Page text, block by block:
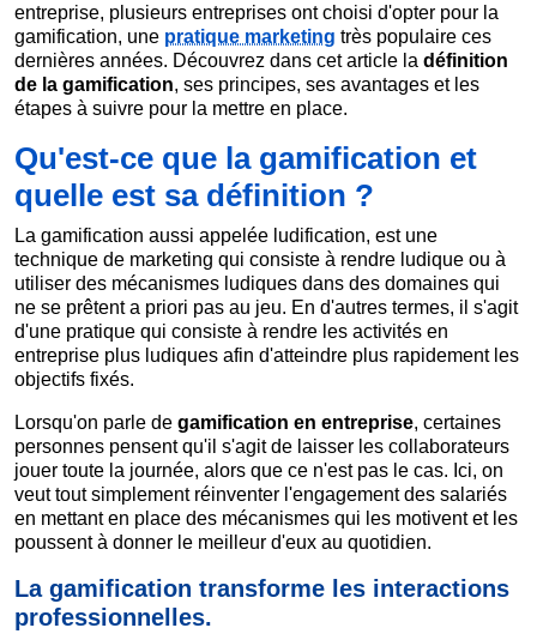
entreprise, plusieurs entreprises ont choisi d'opter pour la
gamification, une pratique marketing très populaire ces
dernières années. Découvrez dans cet article la définition
de la gamification, ses principes, ses avantages et les
étapes à suivre pour la mettre en place.
Qu'est-ce que la gamification et
quelle est sa définition ?
La gamification aussi appelée ludification, est une
technique de marketing qui consiste à rendre ludique ou à
utiliser des mécanismes ludiques dans des domaines qui
ne se prêtent a priori pas au jeu. En d'autres termes, il s'agit
d'une pratique qui consiste à rendre les activités en
entreprise plus ludiques afin d'atteindre plus rapidement les
objectifs fixés.
Lorsqu'on parle de gamification en entreprise, certaines
personnes pensent qu'il s'agit de laisser les collaborateurs
jouer toute la journée, alors que ce n'est pas le cas. Ici, on
veut tout simplement réinventer l'engagement des salariés
en mettant en place des mécanismes qui les motivent et les
poussent à donner le meilleur d'eux au quotidien.
La gamification transforme les interactions
professionnelles.